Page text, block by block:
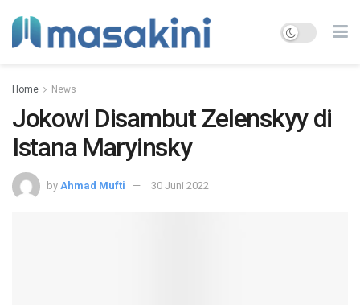
Home News
Jokowi Disambut Zelenskyy di
Istana Maryinsky
by Ahmad Mufti 30 Juni 2022